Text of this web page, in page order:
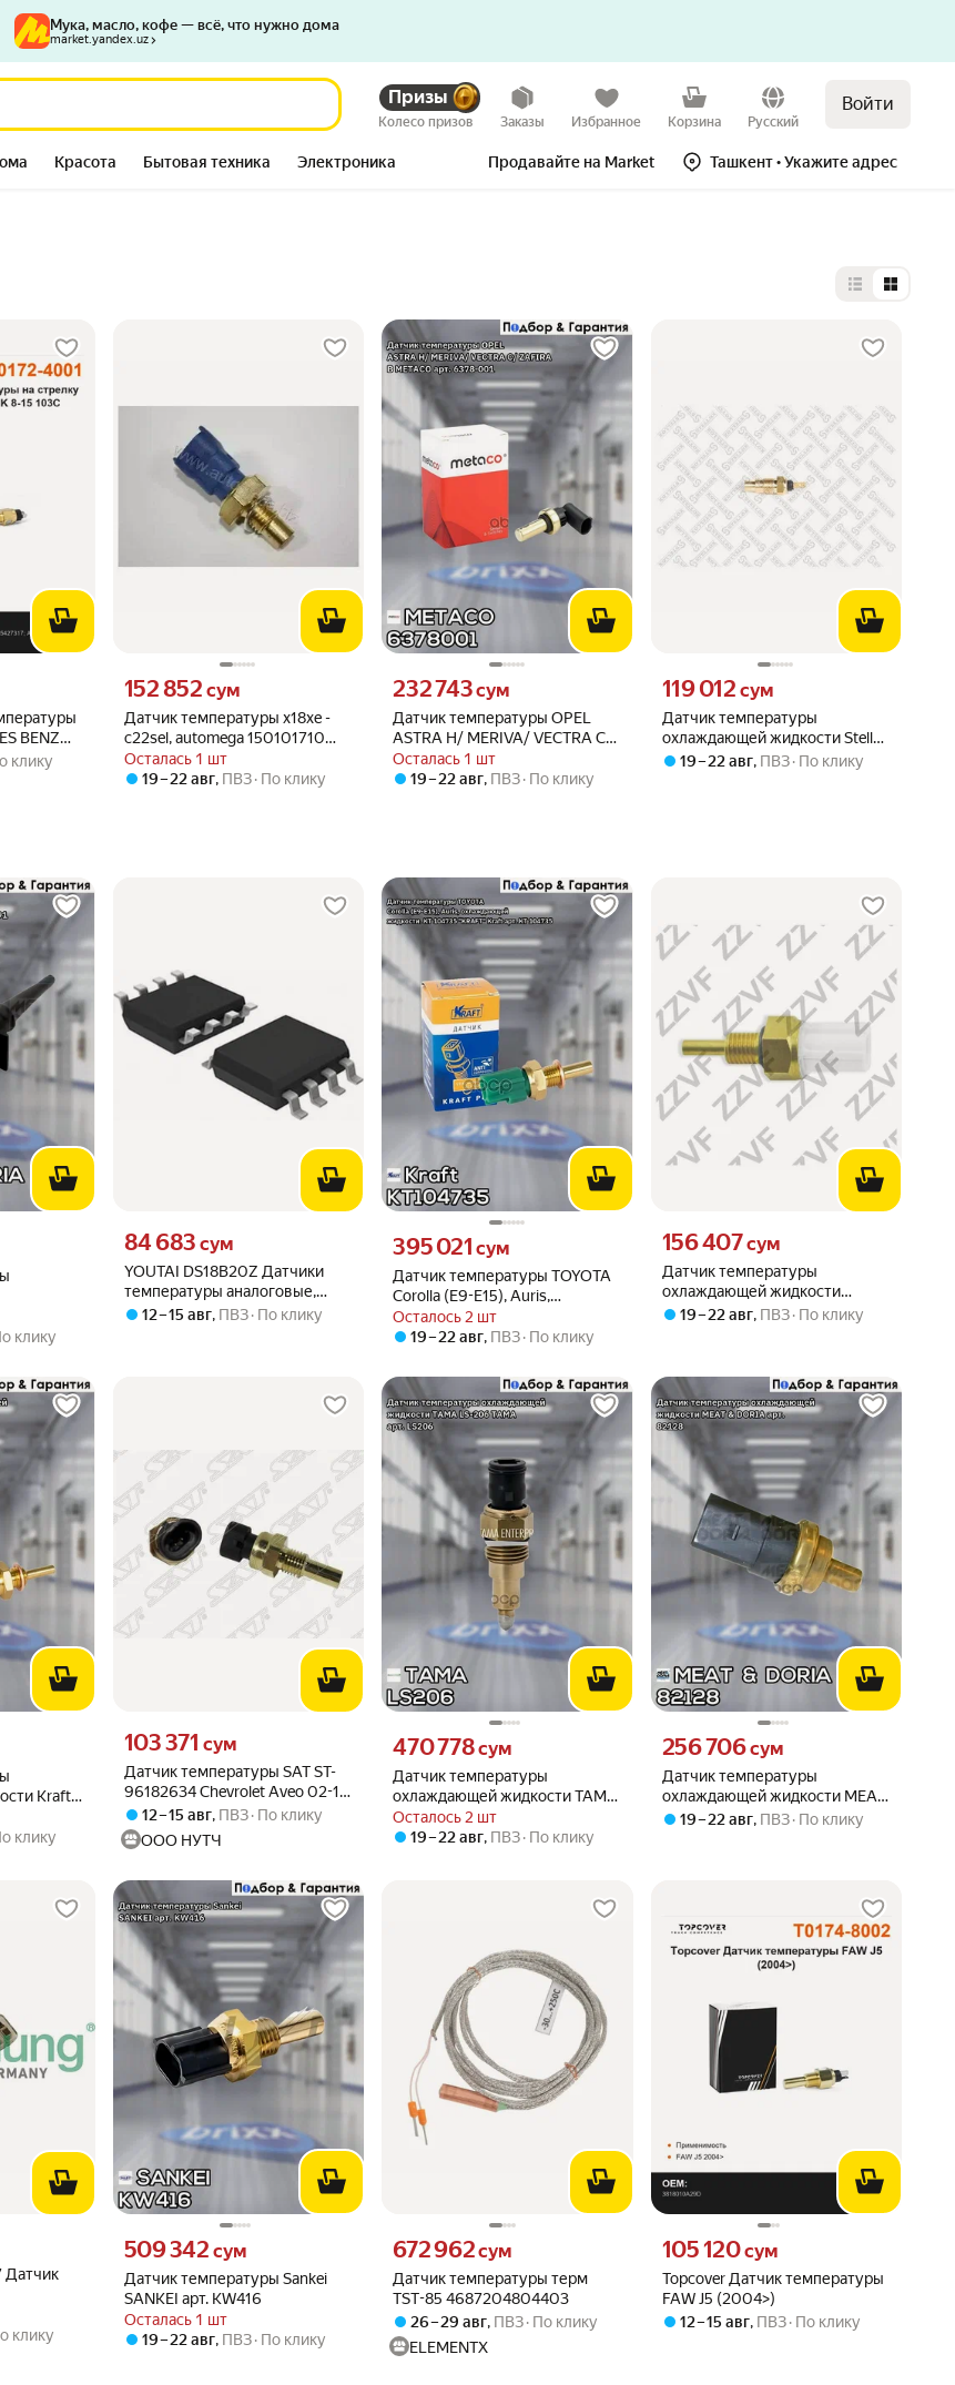
Призы
Колесо призов Заказы Избранное Корзина Русский
Войти
Красота Бытовая техника Электроника Продавайте на Market Ташкент• Укажите адрес
Мука, масло, кофе — всё, что нужно дома
market.yandex.uz
Выбор типа
BENZ
клику
Датчик температуры x18xe -
c22sel, automega 150101710
Automega 150101710 для Opel
Omega, Vectra
Осталась 1 шт
Цена 152852 сум вместо
152 852 сум
19 – 22 авг, ПВЗ По клику
Датчик температуры OPEL
ASTRA H/ MERIVA/ VECTRA C/
ZAFIRA B METACO арт. 6378-
001
Осталась 1 шт
Цена 232743 сум вместо
232 743сум
19 – 22 авг, ПВЗ По клику
Датчик температуры
охлаждающей жидкости Stellox
0604103SX для Nissan Almera
Цена 119012 сум вместо
119 012 сум
19 – 22 авг, ПВЗ По клику
E90/E91
82445
клику
YOUTAI DS18B20Z Датчики
температуры аналоговые,
цифровые SOIC8150, 1шт
Цена 84683 сум вместо
84 683 сум
12 – 15 авг, ПВЗ По клику
Датчик температуры TOYOTA
Corolla (E9-E15), Auris,
охлаждающей жидкости. KT
104735 "KRAFT" Kraft арт. KT
Осталось 2 шт
Цена 395021 сум вместо
395 021 сум
19 – 22 авг, ПВЗ По клику
Датчик температуры
охлаждающей жидкости
HONDA ACCORD (03…), CIVIC
Цена 156407 сум вместо
156 407сум
19 – 22 авг, ПВЗ По клику
Kraft
клику
Датчик температуры SAT ST-
96182634 Chevrolet Aveo 02-11,
Captiva 06-15
Цена 103371 сум вместо
103 371 сум
12 – 15 авг, ПВЗ По клику
ООО НУТЧ
Датчик температуры
охлаждающей жидкости TAMA
LS-206 TAMA арт. LS206
Осталось 2 шт
Цена 470778 сум вместо
470 778сум
19 – 22 авг, ПВЗ По клику
Датчик температуры
охлаждающей жидкости MEAT
& DORIA арт. 82128
Цена 256706 сум вместо
256 706сум
19 – 22 авг, ПВЗ По клику
Датчик
клику
Датчик температуры Sankei
SANKEI арт. KW416
Осталась 1 шт
Цена 509342 сум вместо
509 342 сум
19 – 22 авг, ПВЗ По клику
Датчик температуры терм
TST-85 4687204804403
Цена 672962 сум вместо
672 962сум
26 – 29 авг, ПВЗ По клику
ELEMENTX
Topcover Датчик температуры
FAW J5 (2004>)
Цена 105120 сум вместо
105 120сум
12 – 15 авг, ПВЗ По клику